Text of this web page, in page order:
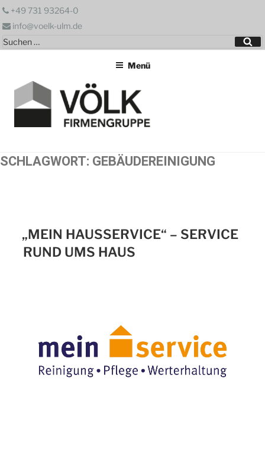
Zum
springen
+49 731 93264-0
info@voelk-ulm.de
Suchen
nach:
Menü
SCHLAGWORT: GEBÄUDEREINIGUNG
„MEIN HAUSSERVICE“ – SERVICE
RUND UMS HAUS